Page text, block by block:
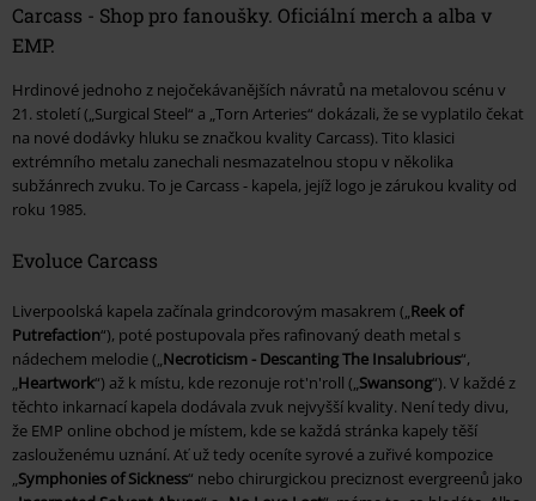
Carcass - Shop pro fanoušky. Oficiální merch a alba v
EMP.
Hrdinové jednoho z nejočekávanějších návratů na metalovou scénu v
21. století („Surgical Steel“ a „Torn Arteries“ dokázali, že se vyplatilo čekat
na nové dodávky hluku se značkou kvality Carcass). Tito klasici
extrémního metalu zanechali nesmazatelnou stopu v několika
subžánrech zvuku. To je Carcass - kapela, jejíž logo je zárukou kvality od
roku 1985.
Evoluce Carcass
Liverpoolská kapela začínala grindcorovým masakrem („Reek of
Putrefaction“), poté postupovala přes rafinovaný death metal s
nádechem melodie („Necroticism - Descanting The Insalubrious“,
„Heartwork“) až k místu, kde rezonuje rot'n'roll („Swansong“). V každé z
těchto inkarnací kapela dodávala zvuk nejvyšší kvality. Není tedy divu,
že EMP online obchod je místem, kde se každá stránka kapely těší
zaslouženému uznání. Ať už tedy oceníte syrové a zuřivé kompozice
„Symphonies of Sickness“ nebo chirurgickou preciznost evergreenů jako